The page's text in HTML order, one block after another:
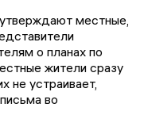
местные,
о планах по
жители сразу
не устраивает,
во